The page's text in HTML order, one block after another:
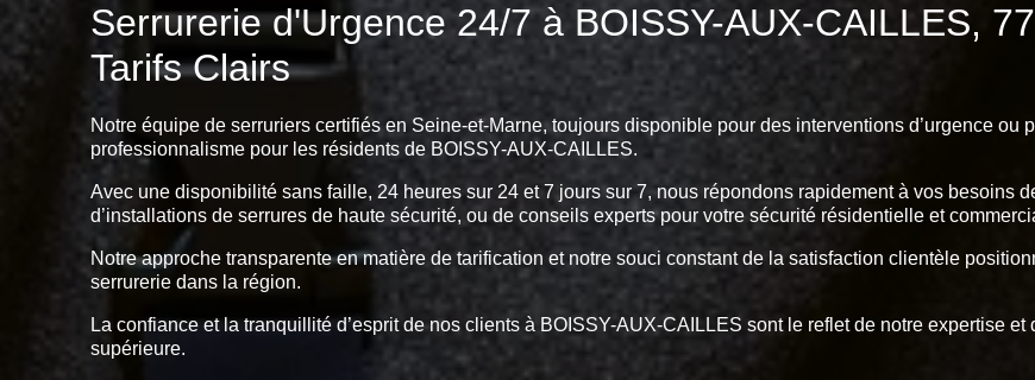
Serrurerie d'Urgence 24/7 à BOISSY-AUX-CAILLES,
Tarifs Clairs
Notre équipe de serruriers certifiés en Seine-et-Marne, toujours disponible pour des interventions d’urgence ou
professionnalisme pour les résidents de BOISSY-AUX-CAILLES.
Avec une disponibilité sans faille, 24 heures sur 24 et 7 jours sur 7, nous répondons rapidement à vos besoins
d’installations de serrures de haute sécurité, ou de conseils experts pour votre sécurité résidentielle et
Notre approche transparente en matière de tarification et notre souci constant de la satisfaction clientèle
serrurerie dans la région.
La confiance et la tranquillité d’esprit de nos clients à BOISSY-AUX-CAILLES sont le reflet de notre expertise
supérieure.